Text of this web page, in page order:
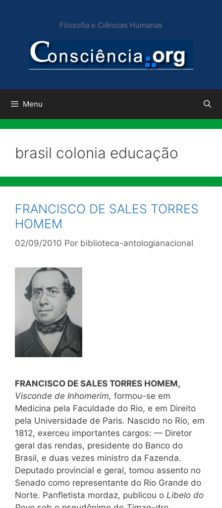
conteúdo
Filosofia e Ciências Humanas
Menu
brasil colonia educação
FRANCISCO DE SALES TORRES
HOMEM
02/09/2010 Por biblioteca-antologianacional
FRANCISCO DE SALES TORRES HOMEM,
Visconde de Inhomerim, formou-se em
Medicina pela Faculdade do Rio, e em Direito
pela Universidade de Paris. Nascido no Rio, em
1812, exerceu importantes cargos: — Diretor
geral das rendas, presidente do Banco do
Brasil, e duas vezes ministro da Fazenda.
Deputado provincial e geral, tomou assento no
Senado como representante do Rio Grande do
Norte. Panfletista mordaz, publicou o Libelo do